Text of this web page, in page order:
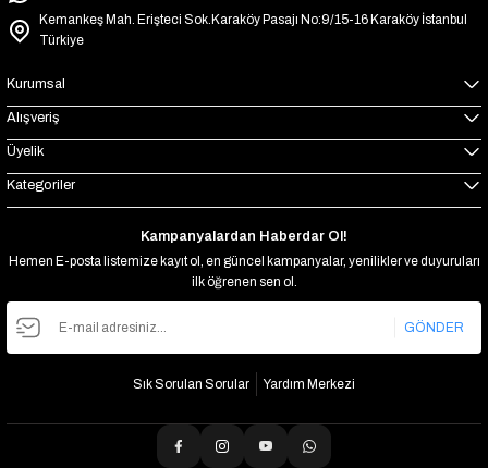
Kemankeş Mah. Erişteci Sok.Karaköy Pasajı No:9/15-16 Karaköy İstanbul
Türkiye
Kurumsal
Alışveriş
Üyelik
Kategoriler
Kampanyalardan Haberdar Ol!
Hemen E-posta listemize kayıt ol, en güncel kampanyalar, yenilikler ve duyuruları
ilk öğrenen sen ol.
GÖNDER
Sık Sorulan Sorular Yardım Merkezi